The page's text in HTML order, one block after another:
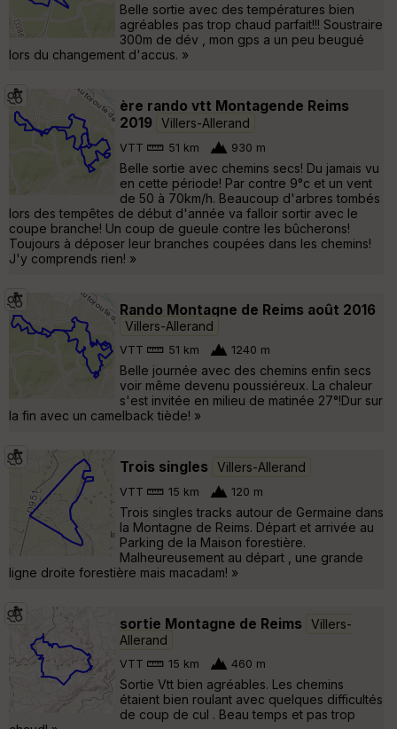
Belle sortie avec des températures bien
agréables pas trop chaud parfait!!! Soustraire
300m de dév , mon gps a un peu beugué
lors du changement d'accus. »
ère rando vtt Montagende Reims
2019
Villers-Allerand
VTT 51 km 930 m
Belle sortie avec chemins secs! Du jamais vu
en cette période! Par contre 9°c et un vent
de 50 à 70km/h. Beaucoup d'arbres tombés
lors des tempêtes de début d'année va falloir sortir avec le
coupe branche! Un coup de gueule contre les bûcherons!
Toujours à déposer leur branches coupées dans les chemins!
J'y comprends rien! »
Rando Montagne de Reims août 2016
Villers-Allerand
VTT 51 km 1240 m
Belle journée avec des chemins enfin secs
voir même devenu poussiéreux. La chaleur
s'est invitée en milieu de matinée 27°!Dur sur
la fin avec un camelback tiède! »
Trois singles Villers-Allerand
VTT 15 km 120 m
Trois singles tracks autour de Germaine dans
la Montagne de Reims. Départ et arrivée au
Parking de la Maison forestière.
Malheureusement au départ , une grande
ligne droite forestière mais macadam! »
sortie Montagne de Reims
Villers-
Allerand
VTT 15 km 460 m
Sortie Vtt bien agréables. Les chemins
étaient bien roulant avec quelques difficultés
de coup de cul . Beau temps et pas trop